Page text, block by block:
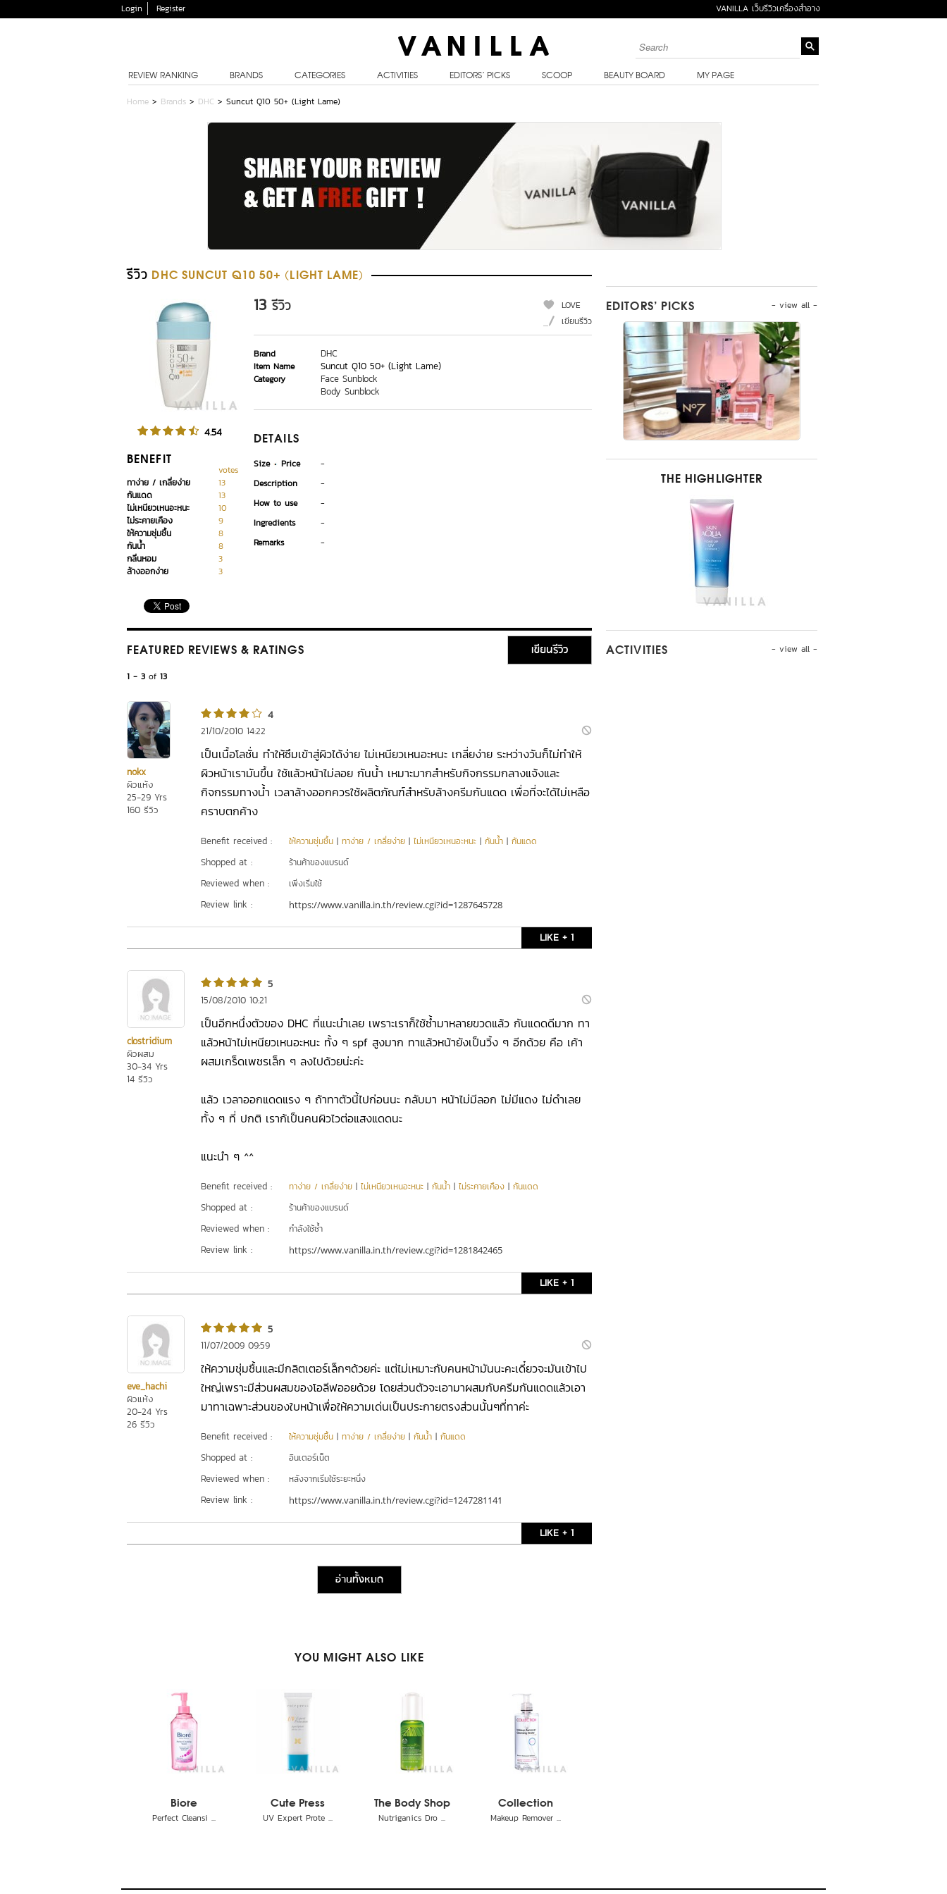
Login Register VANILLA เว็บรีวิวเครื่องสำอาง
REVIEW RANKING BRANDS CATEGORIES ACTIVITIES EDITORS’ PICKS SCOOP BEAUTY BOARD MY PAGE
Home > Brands > DHC > Suncut Q10 50+ (Light Lame)
รีวิว DHC SUNCUT Q10 50+ (LIGHT LAME)
4.54
BENEFIT
votes
ทาง่าย / เกลี่ยง่าย
13
กันแดด
13
ไม่เหนียวเหนอะหนะ
10
ไม่ระคายเคือง
9
ให้ความชุ่มชื้น
8
กันน้ำ
8
กลิ่นหอม
3
ล้างออกง่าย
3
13 รีวิว
LOVE
เขียนรีวิว
Brand DHC
Item Name Suncut Q10 50+ (Light Lame)
Category
Face Sunblock
Body Sunblock
DETAILS
Size Price
-
Description
-
How to use
-
Ingredients
-
Remarks
-
FEATURED REVIEWS & RATINGS เขียนรีวิว
1 - 3 of 13
nokx
ผิวแห้ง
25-29 Yrs
160 รีวิว
4
21/10/2010 14:22
เป็นเนื้อโลชั่น ทำให้ซึมเข้าสู่ผิวได้ง่าย ไม่เหนียวเหนอะหนะ เกลี่ยง่าย ระหว่างวันก็ไม่ทำให้
ผิวหน้าเรามันขึ้น ใช้แล้วหน้าไม่ลอย กันน้ำ เหมาะมากสำหรับกิจกรรมกลางแจ้งและ
กิจกรรมทางน้ำ เวลาล้างออกควรใช้ผลิตภัณฑ์สำหรับล้างครีมกันแดด เพื่อที่จะได้ไม่เหลือ
คราบตกค้าง
Benefit received : ให้ความชุ่มชื้น | ทาง่าย / เกลี่ยง่าย | ไม่เหนียวเหนอะหนะ | กันน้ำ | กันแดด
Shopped at : ร้านค้าของแบรนด์
Reviewed when : เพิ่งเริ่มใช้
Review link : https://www.vanilla.in.th/review.cgi?id=1287645728
LIKE + 1
clostridium
ผิวผสม
30-34 Yrs
14 รีวิว
5
15/08/2010 10:21
เป็นอีกหนึ่งตัวของ DHC ที่แนะนำเลย เพราะเราก็ใช้ซ้ำมาหลายขวดแล้ว กันแดดดีมาก ทา
แล้วหน้าไม่เหนียวเหนอะหนะ ทั้ง ๆ spf สูงมาก ทาแล้วหน้ายังเป็นวิ้ง ๆ อีกด้วย คือ เค้า
ผสมเกร็ดเพชรเล็ก ๆ ลงไปด้วยน่ะค่ะ
แล้ว เวลาออกแดดแรง ๆ ถ้าทาตัวนี้ไปก่อนนะ กลับมา หน้าไม่มีลอก ไม่มีแดง ไม่ดำเลย
ทั้ง ๆ ที่ ปกติ เราก้เป็นคนผิวไวต่อแสงแดดนะ
แนะนำ ๆ ^^
Benefit received : ทาง่าย / เกลี่ยง่าย | ไม่เหนียวเหนอะหนะ | กันน้ำ | ไม่ระคายเคือง | กันแดด
Shopped at : ร้านค้าของแบรนด์
Reviewed when : กำลังใช้ซ้ำ
Review link : https://www.vanilla.in.th/review.cgi?id=1281842465
LIKE + 1
eve_hachi
ผิวแห้ง
20-24 Yrs
26 รีวิว
5
11/07/2009 09:59
ให้ความชุ่มชื้นและมีกลิตเตอร์เล็กๆด้วยค่ะ แต่ไม่เหมาะกับคนหน้ามันนะคะเดี๋ยวจะมันเข้าไป
ใหญ่เพราะมีส่วนผสมของโอลีฟออยด้วย โดยส่วนตัวจะเอามาผสมกับครีมกันแดดแล้วเอา
มาทาเฉพาะส่วนของใบหน้าเพื่อให้ความเด่นเป็นประกายตรงส่วนนั้นๆที่ทาค่ะ
Benefit received : ให้ความชุ่มชื้น | ทาง่าย / เกลี่ยง่าย | กันน้ำ | กันแดด
Shopped at : อินเตอร์เน็ต
Reviewed when : หลังจากเริ่มใช้ระยะหนึ่ง
Review link : https://www.vanilla.in.th/review.cgi?id=1247281141
LIKE + 1
อ่านทั้งหมด
YOU MIGHT ALSO LIKE
Biore
Perfect Cleansi ...
Cute Press
UV Expert Prote ...
The Body Shop
Nutriganics Dro ...
Collection
Makeup Remover ...
- view all -
EDITORS’ PICKS
THE HIGHLIGHTER
- view all -
ACTIVITIES